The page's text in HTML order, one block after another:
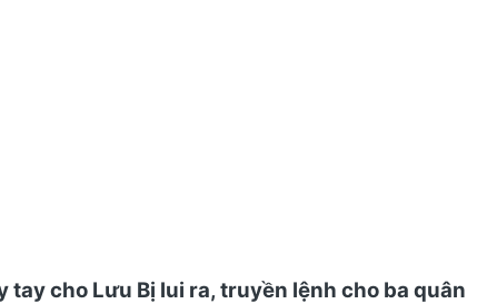
tay cho Lưu Bị lui ra, truyền lệnh cho ba quân